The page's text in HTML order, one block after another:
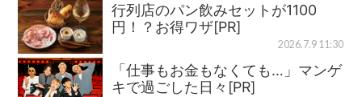
行列店のパン飲みセットが1100
円！？お得ワザ[PR]
2026.7.9 11:30
「仕事もお金もなくても…」マンゲ
キで過ごした日々[PR]